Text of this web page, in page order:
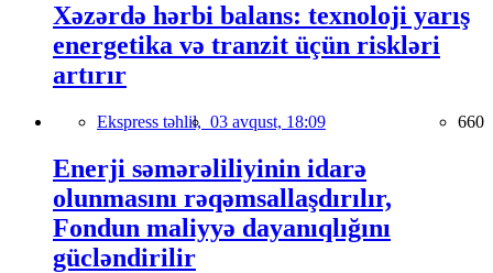
Xəzərdə hərbi balans: texnoloji yarış
energetika və tranzit üçün riskləri
artırır
Ekspress təhlil, 03 avqust, 18:09 660
Enerji səmərəliliyinin idarə
olunmasını rəqəmsallaşdırılır,
Fondun maliyyə dayanıqlığını
gücləndirilir